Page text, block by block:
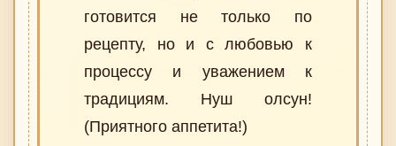
готовится не только по
рецепту, но и с любовью к
процессу и уважением к
традициям. Нуш олсун!
(Приятного аппетита!)